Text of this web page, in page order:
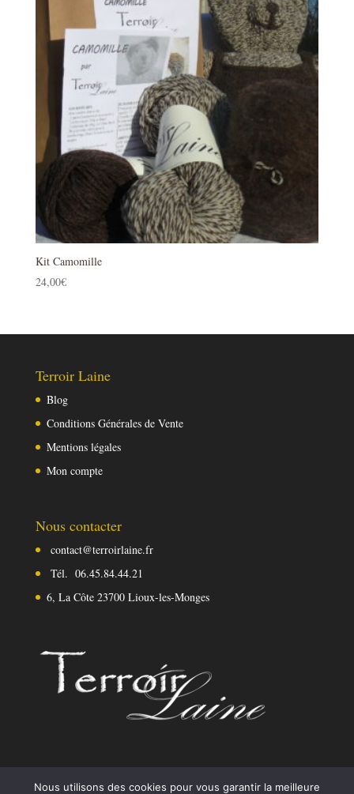
71,00€
Kit Camomille
24,00€
Terroir Laine
Blog
Conditions Générales de Vente
Mentions légales
Mon compte
Nous contacter
contact@terroirlaine.fr
Tél. 06.45.84.44.21
6, La Côte 23700 Lioux-les-Monges
Nous utilisons des cookies pour vous garantir la meilleure